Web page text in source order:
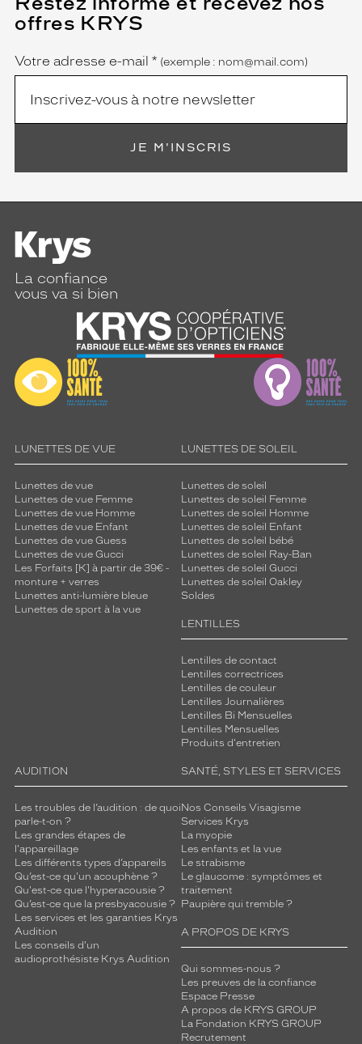
offres KRYS
Name
Votre adresse e-mail *
champ
est
obligatoire)
(exemple : nom@mail.com)
JE M'INSCRIS
La confiance
vous va si bien
LUNETTES DE VUE
Lunettes de vue
Lunettes de vue Femme
Lunettes de vue Homme
Lunettes de vue Enfant
Lunettes de vue Guess
Lunettes de vue Gucci
Les Forfaits [K] à partir de 39€ -
monture + verres
Lunettes anti-lumière bleue
Lunettes de sport à la vue
LUNETTES DE SOLEIL
Lunettes de soleil
Lunettes de soleil Femme
Lunettes de soleil Homme
Lunettes de soleil Enfant
Lunettes de soleil bébé
Lunettes de soleil Ray-Ban
Lunettes de soleil Gucci
Lunettes de soleil Oakley
Soldes
LENTILLES
Lentilles de contact
Lentilles correctrices
Lentilles de couleur
Lentilles Journalières
Lentilles Bi Mensuelles
Lentilles Mensuelles
Produits d'entretien
AUDITION
Les troubles de l’audition : de quoi
parle-t-on ?
Les grandes étapes de
l'appareillage
Les différents types d’appareils
Qu’est-ce qu'un acouphène ?
Qu'est-ce que l'hyperacousie ?
Qu’est-ce que la presbyacousie ?
Les services et les garanties Krys
Audition
Les conseils d'un
audioprothésiste Krys Audition
SANTÉ, STYLES ET SERVICES
Nos Conseils Visagisme
Services Krys
La myopie
Les enfants et la vue
Le strabisme
Le glaucome : symptômes et
traitement
Paupière qui tremble ?
A PROPOS DE KRYS
Qui sommes-nous ?
Les preuves de la confiance
Espace Presse
A propos de KRYS GROUP
La Fondation KRYS GROUP
Recrutement